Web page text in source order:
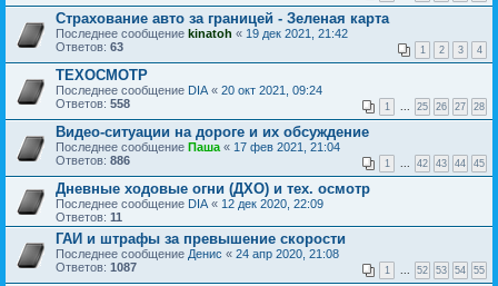
Страхование авто за границей - Зеленая карта
Последнее сообщение kinatoh « 19 дек 2021, 21:42
Ответов: 63 1 2 3 4
ТЕХОСМОТР
Последнее сообщение DIA « 20 окт 2021, 09:24
Ответов: 558 1 ... 25 26 27 28
Видео-ситуации на дороге и их обсуждение
Последнее сообщение Паша « 17 фев 2021, 21:04
Ответов: 886 1 ... 42 43 44 45
Дневные ходовые огни (ДХО) и тех. осмотр
Последнее сообщение DIA « 12 дек 2020, 22:09
Ответов: 11
ГАИ и штрафы за превышение скорости
Последнее сообщение Денис « 24 апр 2020, 21:08
Ответов: 1087 1 ... 52 53 54 55